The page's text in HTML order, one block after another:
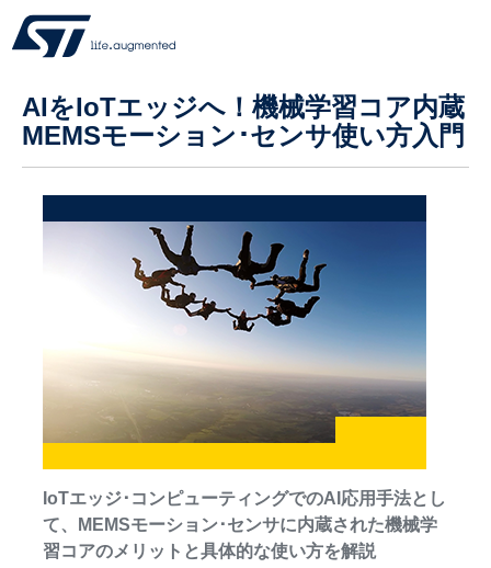
AIをIoTエッジへ！機械学習コア内蔵
MEMSモーション･センサ使い方入門
IoTエッジ･コンピューティングでのAI応用手法とし
て、MEMSモーション･センサに内蔵された機械学
習コアのメリットと具体的な使い方を解説